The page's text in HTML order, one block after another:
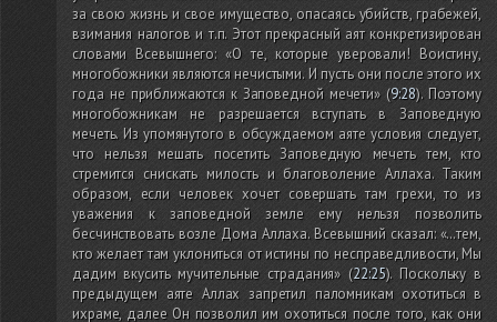
за свою жизнь и свое имущество, опасаясь убийств, грабежей,
взимания налогов и т.п. Этот прекрасный аят конкретизирован
словами Всевышнего: «О те, которые уверовали! Воистину,
многобожники являются нечистыми. И пусть они после этого их
года не приближаются к Заповедной мечети» (9:28). Поэтому
многобожникам не разрешается вступать в Заповедную
мечеть. Из упомянутого в обсуждаемом аяте условия следует,
что нельзя мешать посетить Заповедную мечеть тем, кто
стремится снискать милость и благоволение Аллаха. Таким
образом, если человек хочет совершать там грехи, то из
уважения к заповедной земле ему нельзя позволить
бесчинствовать возле Дома Аллаха. Всевышний сказал: «…тем,
кто желает там уклониться от истины по несправедливости, Мы
дадим вкусить мучительные страдания» (22:25). Поскольку в
предыдущем аяте Аллах запретил паломникам охотиться в
ихраме, далее Он позволил им охотиться после того, как они